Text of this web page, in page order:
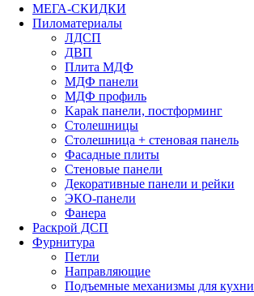
МЕГА-СКИДКИ
Пиломатериалы
ЛДСП
ДВП
Плита МДФ
МДФ панели
МДФ профиль
Kapak панели, постформинг
Столешницы
Столешница + стеновая панель
Фасадные плиты
Стеновые панели
Декоративные панели и рейки
ЭКО-панели
Фанера
Раскрой ДСП
Фурнитура
Петли
Направляющие
Подъемные механизмы для кухни